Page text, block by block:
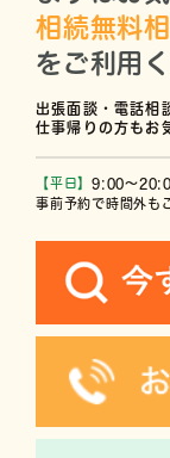
相続無料
をご利用
出張面談・電話相
仕事帰りの方もお
【平日】 9:00〜
事前予約で時間外も